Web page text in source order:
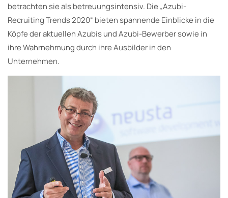
betrachten sie als betreuungsintensiv. Die „Azubi-
Recruiting Trends 2020“ bieten spannende Einblicke in die
Köpfe der aktuellen Azubis und Azubi-Bewerber sowie in
ihre Wahrnehmung durch ihre Ausbilder in den
Unternehmen.